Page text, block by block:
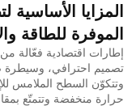
المزايا الأساسية
الموفرة للطاقة
إطارات اقتصادية فعّالة
تصميم احترافي، وسيطرة
وتتكوّن السطح الملامس